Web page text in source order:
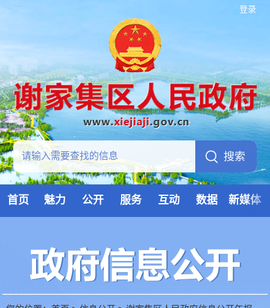
登录
首页 魅力 公开 服务 互动 数据 新媒体